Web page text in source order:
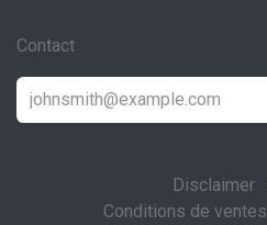
Contact
Disclaimer
Conditions de ventes